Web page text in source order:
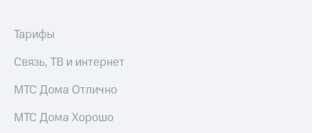
КИОН
КИОН
Музыка
онлайн
полисов
Тарифы
Связь, ТВ и интернет
МТС Дома Отлично
МТС Дома Хорошо